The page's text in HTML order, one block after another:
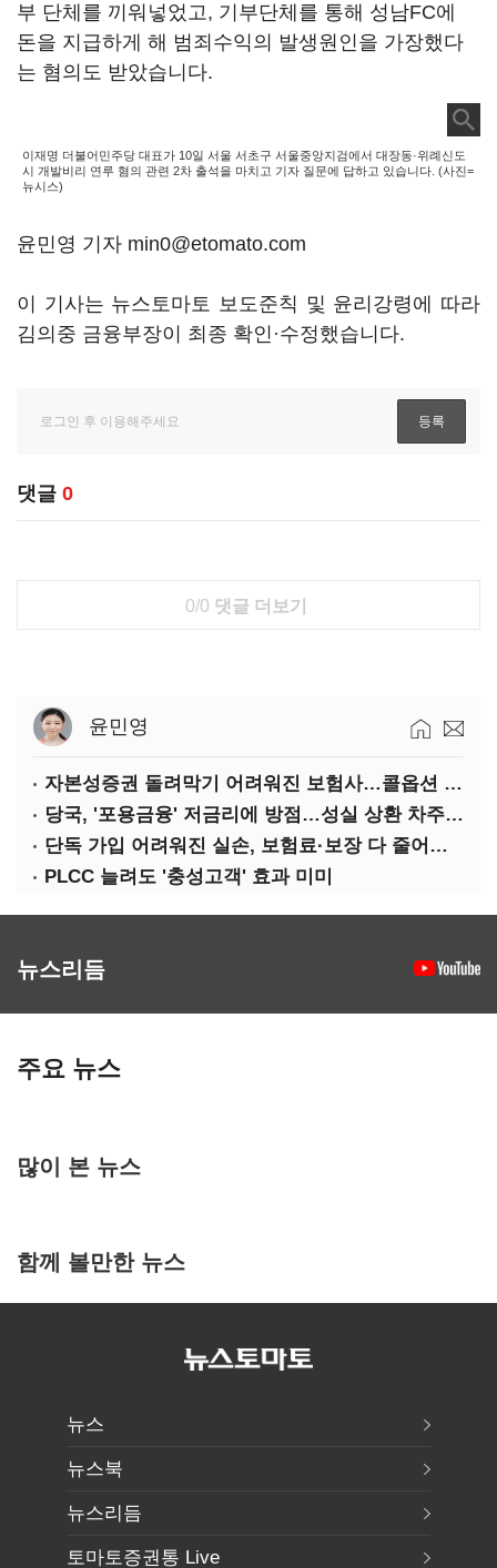
부 단체를 끼워넣었고, 기부단체를 통해 성남FC에
돈을 지급하게 해 범죄수익의 발생원인을 가장했다
는 혐의도 받았습니다.
이재명 더불어민주당 대표가 10일 서울 서초구 서울중앙지검에서 대장동·위례신도
시 개발비리 연루 혐의 관련 2차 출석을 마치고 기자 질문에 답하고 있습니다. (사진=
뉴시스)
윤민영 기자 min0@etomato.com
이 기사는 뉴스토마토 보도준칙 및 윤리강령에 따라
김의중 금융부장이 최종 확인·수정했습니다.
댓글 0
0/0 댓글 더보기
윤민영
자본성증권 돌려막기 어려워진 보험사…콜옵션 부담 급증
당국, '포용금융' 저금리에 방점…성실 상환 차주는 '역차별'
단독 가입 어려워진 실손, 보험료·보장 다 줄어든 5세대는?
PLCC 늘려도 '충성고객' 효과 미미
뉴스리듬
주요 뉴스
많이 본 뉴스
함께 볼만한 뉴스
뉴스
뉴스북
뉴스리듬
토마토증권통 Live